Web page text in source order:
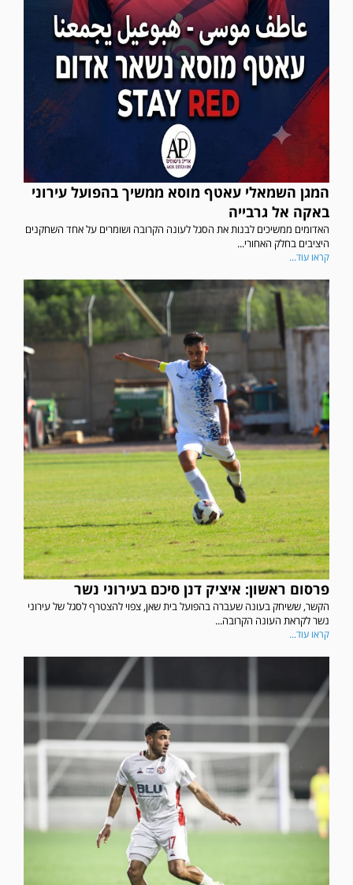
המגן השמאלי עאטף מוסא ממשיך בהפועל עירוני
באקה אל גרבייה
האדומים ממשיכים לבנות את הסגל לעונה הקרובה ושומרים על אחד השחקנים
היציבים בחלק האחורי...
קראו עוד...
פרסום ראשון: איציק דנן סיכם בעירוני נשר
הקשר, ששיחק בעונה שעברה בהפועל בית שאן, צפוי להצטרף לסגל של עירוני
נשר לקראת העונה הקרובה...
קראו עוד...